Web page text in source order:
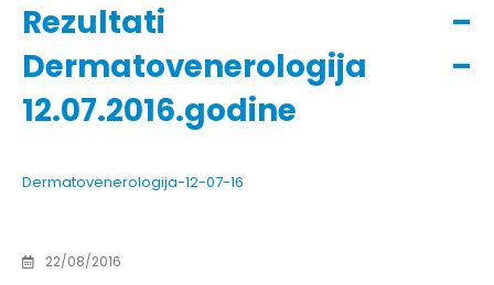
Rezultati –
Dermatovenerologija –
12.07.2016.godine
Dermatovenerologija-12-07-16
22/08/2016